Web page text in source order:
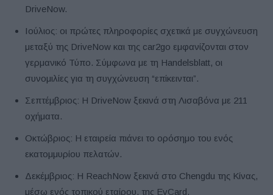
DriveNow.
Ιούλιος: οι πρώτες πληροφορίες σχετικά με συγχώνευση
μεταξύ της DriveNow και της car2go εμφανίζονται στον
γερμανικό Τύπο. Σύμφωνα με τη Handelsblatt, οι
συνομιλίες για τη συγχώνευση “επίκεινται”.
Σεπτέμβριος: Η DriveNow ξεκινά στη Λισαβόνα με 211
οχήματα.
Οκτώβριος: Η εταιρεία πιάνει το ορόσημο του ενός
εκατομμυρίου πελατών.
Δεκέμβριος: Η ReachNow ξεκινά στο Chengdu της Κίνας,
μέσω ενός τοπικού εταίρου, της EvCard.